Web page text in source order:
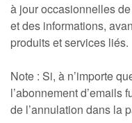
à jour occasionnelles
et des informations,
produits et services liés.
Note : Si, à n’importe
l’abonnement d’emails
de l’annulation dans la